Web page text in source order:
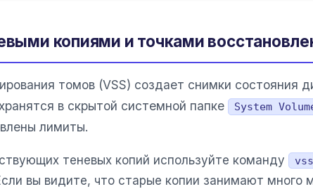
копиями и точками
томов (VSS) создает снимки
в скрытой системной папке
System
лимиты.
теневых копий используйте команду
вы видите, что старые копии занимают много